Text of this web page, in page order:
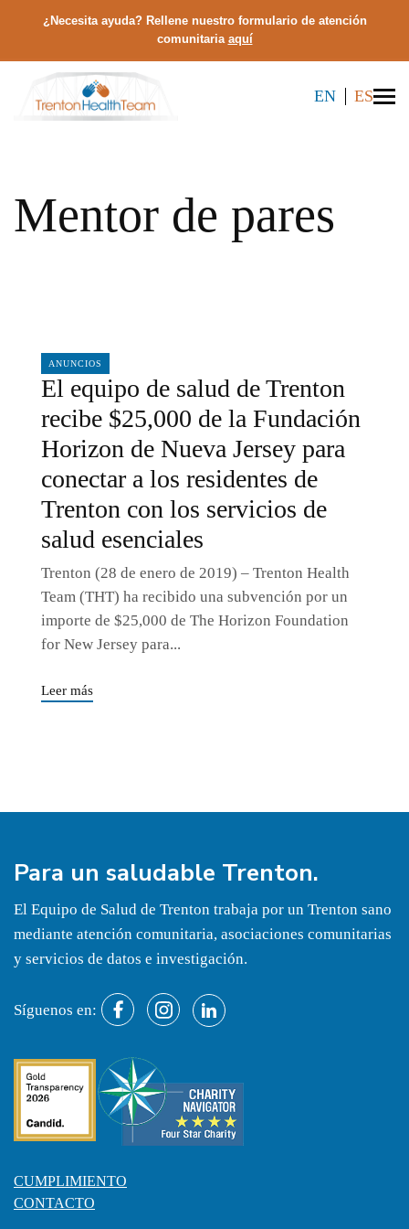
¿Necesita ayuda? Rellene nuestro formulario de atención
comunitaria aquí
EN ES
Mentor de pares
ANUNCIOS
01/28/2019
El equipo de salud de Trenton
recibe $25,000 de la Fundación
Horizon de Nueva Jersey para
conectar a los residentes de
Trenton con los servicios de
salud esenciales
Trenton (28 de enero de 2019) – Trenton Health
Team (THT) ha recibido una subvención por un
importe de $25,000 de The Horizon Foundation
for New Jersey para...
Leer más
Para un saludable Trenton.
El Equipo de Salud de Trenton trabaja por un Trenton sano
mediante atención comunitaria, asociaciones comunitarias
y servicios de datos e investigación.
Síguenos en:
CUMPLIMIENTO
CONTACTO